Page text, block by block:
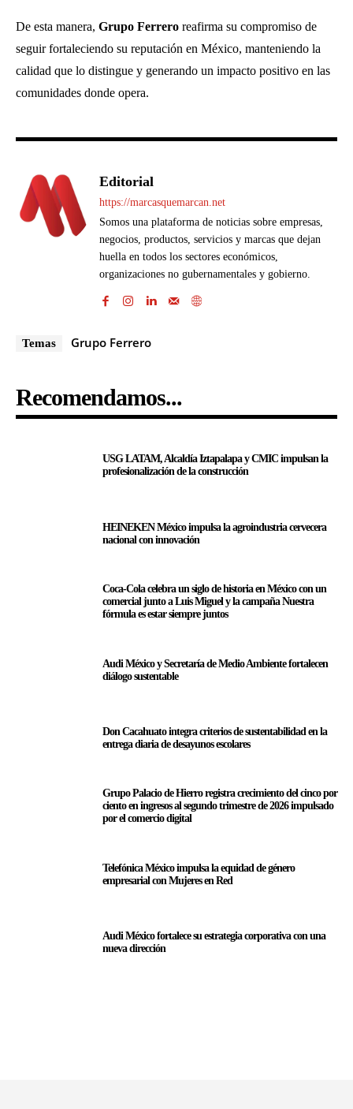
De esta manera, Grupo Ferrero reafirma su compromiso de
seguir fortaleciendo su reputación en México, manteniendo la
calidad que lo distingue y generando un impacto positivo en las
comunidades donde opera.
Editorial
https://marcasquemarcan.net
Somos una plataforma de noticias sobre empresas,
negocios, productos, servicios y marcas que dejan
huella en todos los sectores económicos,
organizaciones no gubernamentales y gobierno.
Temas Grupo Ferrero
Recomendamos...
USG LATAM, Alcaldía Iztapalapa y CMIC impulsan la
profesionalización de la construcción
HEINEKEN México impulsa la agroindustria cervecera
nacional con innovación
Coca-Cola celebra un siglo de historia en México con un
comercial junto a Luis Miguel y la campaña Nuestra
fórmula es estar siempre juntos
Audi México y Secretaría de Medio Ambiente fortalecen
diálogo sustentable
Don Cacahuato integra criterios de sustentabilidad en la
entrega diaria de desayunos escolares
Grupo Palacio de Hierro registra crecimiento del cinco por
ciento en ingresos al segundo trimestre de 2026 impulsado
por el comercio digital
Telefónica México impulsa la equidad de género
empresarial con Mujeres en Red
Audi México fortalece su estrategia corporativa con una
nueva dirección